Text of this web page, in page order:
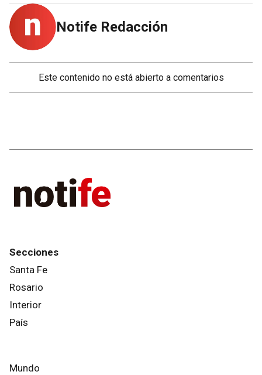
Notife Redacción
Este contenido no está abierto a comentarios
Secciones
Santa Fe
Rosario
Interior
País
Mundo